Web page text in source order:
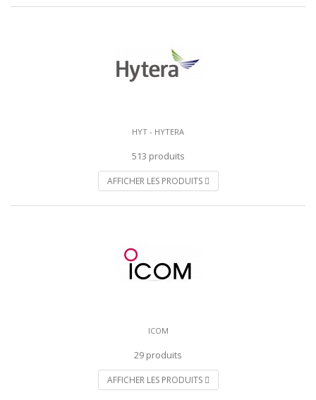
HYT - HYTERA
513 produits
AFFICHER LES PRODUITS
ICOM
29 produits
AFFICHER LES PRODUITS